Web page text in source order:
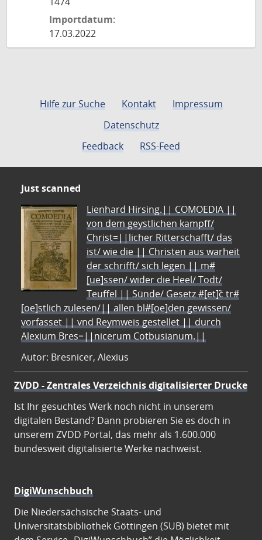
Importdatum:
17.03.2022
Hilfe zur Suche Kontakt
Impressum
Datenschutz
Feedback
RSS-Feed
Just scanned
Lienhard Hirsing.|| COMOEDIA ||
von dem geystlichen kampff/
Christ=||licher Ritterschafft/ das
ist/ wie die || Christen aus warheit
der schrifft/ sich legen || m#
[ue]ssen/ wider die Heel/ Todt/
Teuffel || Sünde/ Gesetz #[et]c̃ tr#
[oe]stlich zulesen/|| allen bl#[oe]den gewissen/
vorfasset || vnd Reymweis gestellet || durch
Alexium Bres=||nicerum Cotbusianum.||
Autor: Bresnicer, Alexius
ZVDD - Zentrales Verzeichnis digitalisierter Drucke
Ist Ihr gesuchtes Werk noch nicht in unserem
digitalen Bestand? Dann probieren Sie es doch in
unserem ZVDD Portal, das mehr als 1.600.000
bundesweit digitalisierte Werke nachweist.
DigiWunschbuch
Die Niedersächsische Staats- und
Universitätsbibliothek Göttingen (SUB) bietet mit